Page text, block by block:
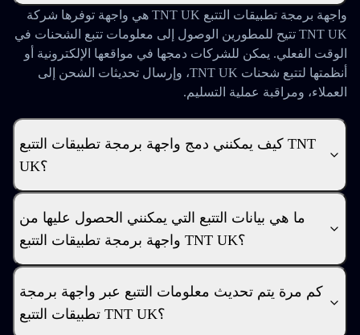
واجهة برمجة تطبيقات التتبع TNT UK هي واجهة توفرها شركة
TNT UK تتيح للمطورين الوصول إلى معلومات تتبع الشحنات في
الوقت الفعلي. يمكن للشركات دمجها في مواقعها الإلكترونية أو
أنظمتها لتتبع شحنات TNT UK، وإرسال تحديثات الشحن إلى
العملاء، ومراقبة عملية التسليم.
كيف يمكنني دمج واجهة برمجة تطبيقات التتبع TNT
UK؟
ما هي بيانات التتبع التي يمكنني الحصول عليها من
واجهة برمجة تطبيقات التتبع TNT UK؟
كم مرة يتم تحديث معلومات التتبع عبر واجهة برمجة
تطبيقات التتبع TNT UK؟